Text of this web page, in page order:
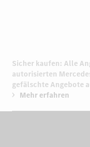
Sicher kaufen: Alle
autorisierten
gefälschte Angebote
Mehr erfahren